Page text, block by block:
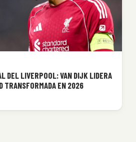
DEL LIVERPOOL: VAN DIJK LIDERA
TRANSFORMADA EN 2026